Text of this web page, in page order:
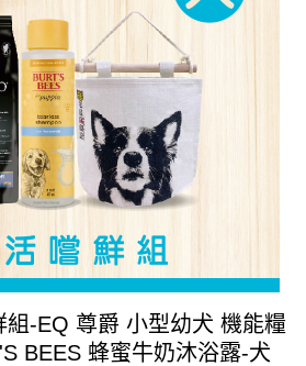
組-EQ 尊爵 小型幼犬 機能糧
BEES 蜂蜜牛奶沐浴露-犬